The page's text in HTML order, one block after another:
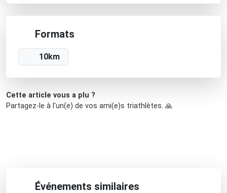
Formats
10km
Cette article vous a plu ?
Partagez-le à l'un(e) de vos ami(e)s triathlètes. 🙏
Événements similaires